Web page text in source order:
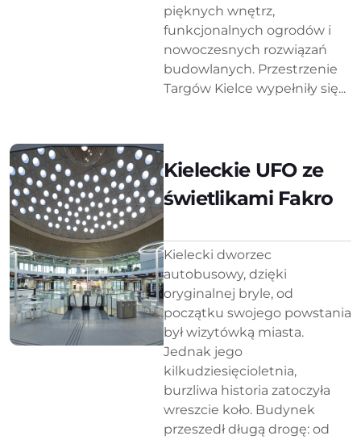
pięknych wnętrz,
funkcjonalnych ogrodów i
nowoczesnych rozwiązań
budowlanych. Przestrzenie
Targów Kielce wypełniły się...
Kieleckie UFO ze
świetlikami Fakro
Kielecki dworzec
autobusowy, dzięki
oryginalnej bryle, od
początku swojego powstania
był wizytówką miasta.
Jednak jego
kilkudziesięcioletnia,
burzliwa historia zatoczyła
wreszcie koło. Budynek
przeszedł długą drogę: od